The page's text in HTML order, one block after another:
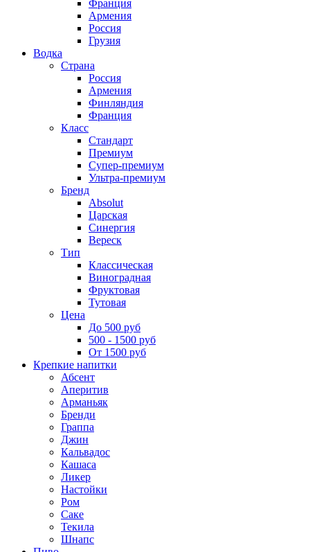
Франция
Армения
Россия
Грузия
Водка
Страна
Россия
Армения
Финляндия
Франция
Класс
Стандарт
Премиум
Супер-премиум
Ультра-премиум
Бренд
Absolut
Царская
Синергия
Вереск
Тип
Классическая
Виноградная
Фруктовая
Тутовая
Цена
До 500 руб
500 - 1500 руб
От 1500 руб
Крепкие напитки
Абсент
Аперитив
Арманьяк
Бренди
Граппа
Джин
Кальвадос
Кашаса
Ликер
Настойки
Ром
Саке
Текила
Шнапс